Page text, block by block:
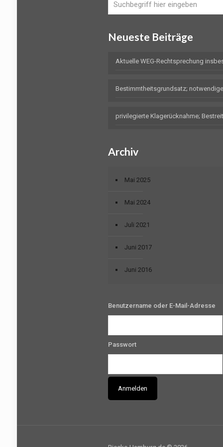
Neueste Beiträge
Aktuelle WEG-Rechtsprechung
Bestimmtheitsgrundsatz;
privilegierte Klagerücknahme;
Archiv
Mai 2025
Mai 2024
Juli 2021
Juni 2017
Juni 2016
Benutzername oder E-Mail-Adresse
Passwort